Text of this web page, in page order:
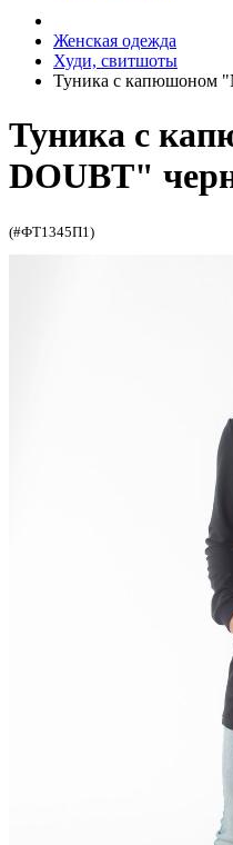
Женская одежда
Худи, свитшоты
Туника с капюшоном
Туника с
DOUBT"
(#ФТ1345П1)